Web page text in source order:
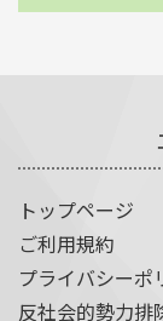
トップページ
ご利用規約
プライバシーポ
反社会的勢力排